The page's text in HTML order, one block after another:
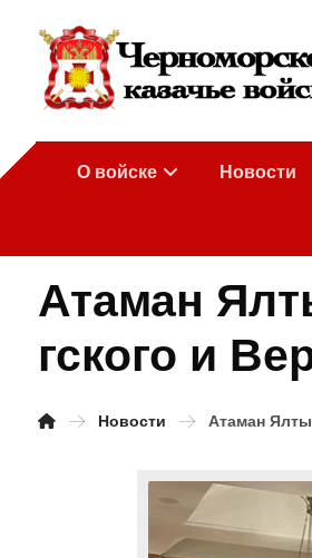
О войске Новости
Атаман
гского и
Новости Атаман